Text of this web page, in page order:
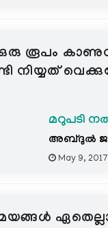
രൂപം
നിയ്യത്
മറുപടി
അബ്ദുല്‍
May 9, 2017